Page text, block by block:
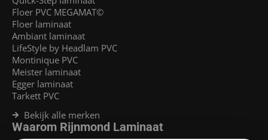
Floer PVC MEGAMAT©
Floer laminaat
Ambiant laminaat
LifeStyle by Headlam PVC
Montinique PVC
Meister laminaat
Egger laminaat
Tarkett PVC
Bekijk alle merken
Waarom Rijnmond Laminaat